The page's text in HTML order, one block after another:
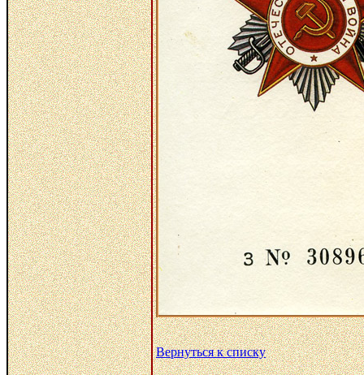
Вернуться к списку